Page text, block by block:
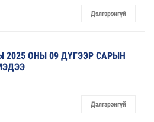
Дэлгэрэнгүй
ОНЫ 09 ДҮГЭЭР САРЫН
Дэлгэрэнгүй